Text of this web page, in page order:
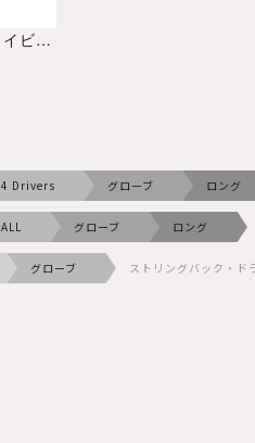
ストリングバック・ドライビング・グローブ
4 Drivers グローブ ロング
ALL グローブ ロング
グローブ ストリングバック・ド